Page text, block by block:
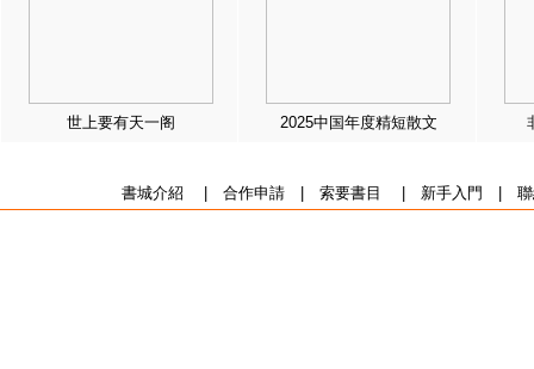
世上要有天一阁 2025中国年度精短散文
書城介紹 合作申請| 索要書目 新手入門